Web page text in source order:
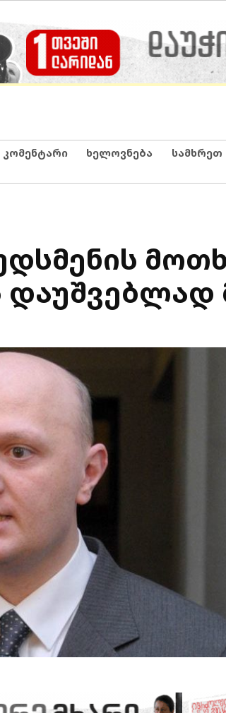
კომენტარი ხელოვნება სამხრეთ